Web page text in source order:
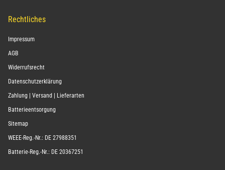
Rechtliches
Impressum
AGB
Widerrufsrecht
Datenschutzerklärung
Zahlung | Versand | Lieferarten
Batterieentsorgung
Sitemap
WEEE-Reg.-Nr.: DE 27988351
Batterie-Reg.-Nr.: DE 20367251